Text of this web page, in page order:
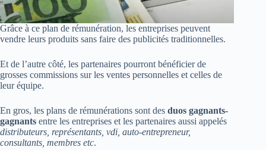
Grâce à ce plan de rémunération, les entreprises peuvent
vendre leurs produits sans faire des publicités traditionnelles.
Et de l’autre côté, les partenaires pourront bénéficier de
grosses commissions sur les ventes personnelles et celles de
leur équipe.
En gros, les plans de rémunérations sont des duos gagnants-
gagnants entre les entreprises et les partenaires aussi appelés
distributeurs, représentants, vdi, auto-entrepreneur,
consultants, membres etc.